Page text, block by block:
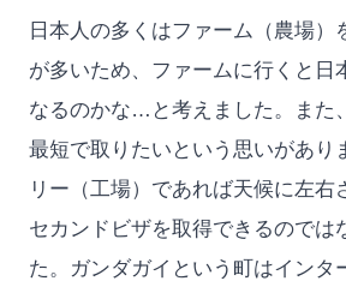
日本人の多くはファーム（農場）
が多いため、ファームに行くと日
なるのかな…と考えました。また
最短で取りたいという思いがあり
リー（工場）であれば天候に左右
セカンドビザを取得できるのでは
た。ガンダガイという町はインタ